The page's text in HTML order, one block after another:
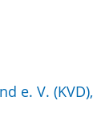
e. V. (KVD),